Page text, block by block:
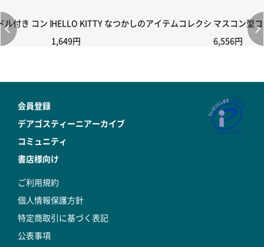
付き コントローラー＆ポイント切り替えスイッチRC-02/C002 /
HELLO KITTY なつかしのアイテムコレクション 第28号
1,649円
マスコン型
6,556円
会員登録
デアゴスティーニアーカイブ
コミュニティ
書店様向け
ご利用規約
個人情報保護方針
特定商取引に基づく表記
公表事項